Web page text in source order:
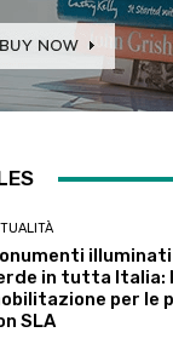
in tutta Italia:
per le
SLA